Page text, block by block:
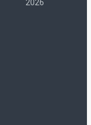
2026